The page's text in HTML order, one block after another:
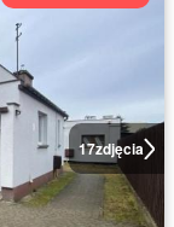
17zdjęcia